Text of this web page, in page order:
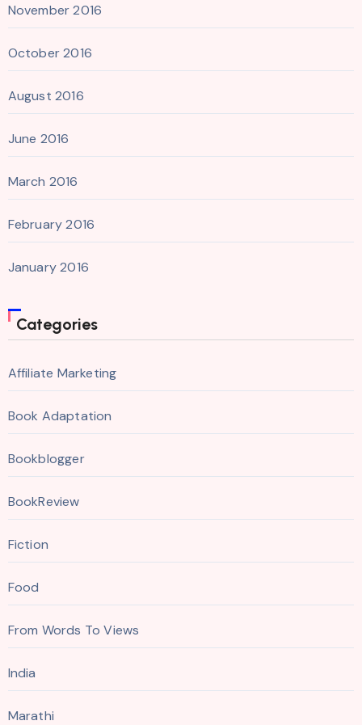
November 2016
October 2016
August 2016
June 2016
March 2016
February 2016
January 2016
Categories
Affiliate Marketing
Book Adaptation
Bookblogger
BookReview
Fiction
Food
From Words To Views
India
Marathi